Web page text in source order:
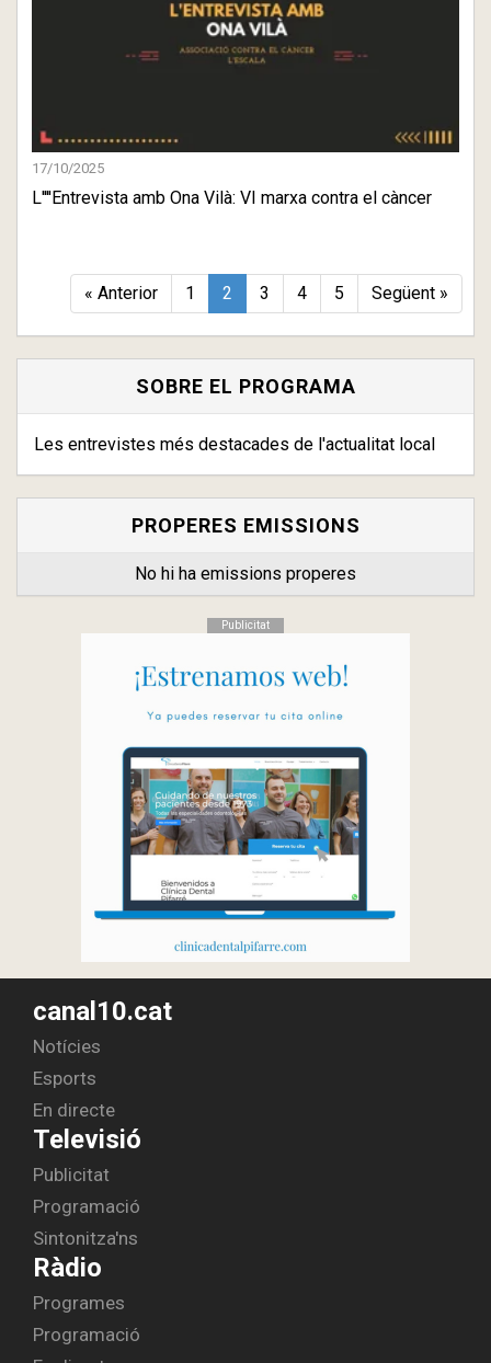
17/10/2025
L''''Entrevista amb Ona Vilà: VI marxa contra el càncer
« Anterior 1 2 3 4 5 Següent »
SOBRE EL PROGRAMA
Les entrevistes més destacades de l'actualitat local
PROPERES EMISSIONS
No hi ha emissions properes
Publicitat
canal10.cat
Notícies
Esports
En directe
Televisió
Publicitat
Programació
Sintonitza'ns
Ràdio
Programes
Programació